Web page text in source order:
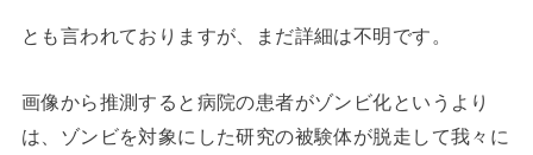
とも言われておりますが、まだ詳細は不明です。
画像から推測すると病院の患者がゾンビ化というより
は、ゾンビを対象にした研究の被験体が脱走して我々に